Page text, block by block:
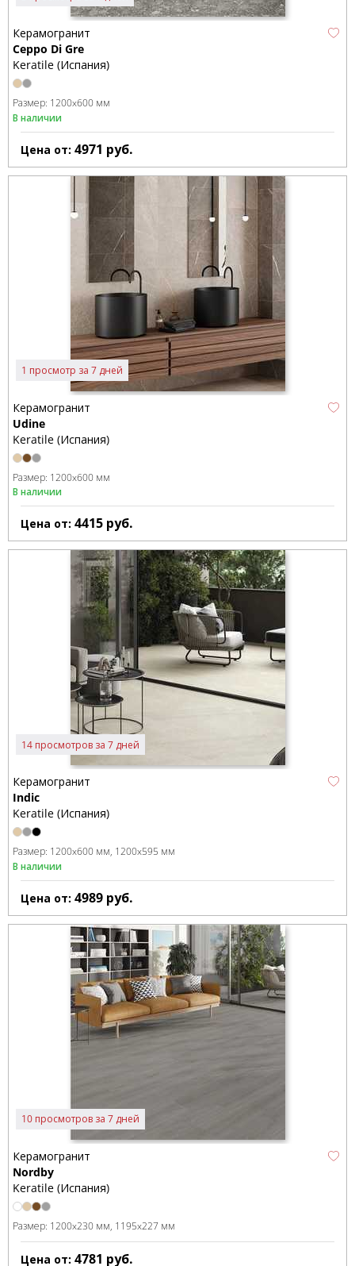
Керамогранит
Ceppo Di Gre
Keratile (Испания)
Размер: 1200x600 мм
В наличии
Цена от: 4971 руб.
1 просмотр за 7 дней
Керамогранит
Udine
Keratile (Испания)
Размер: 1200x600 мм
В наличии
Цена от: 4415 руб.
14 просмотров за 7 дней
Керамогранит
Indic
Keratile (Испания)
Размер: 1200x600 мм 1200x595 мм
В наличии
Цена от: 4989 руб.
10 просмотров за 7 дней
Керамогранит
Nordby
Keratile (Испания)
Размер: 1200x230 мм 1195x227 мм
Цена от: 4781 руб.